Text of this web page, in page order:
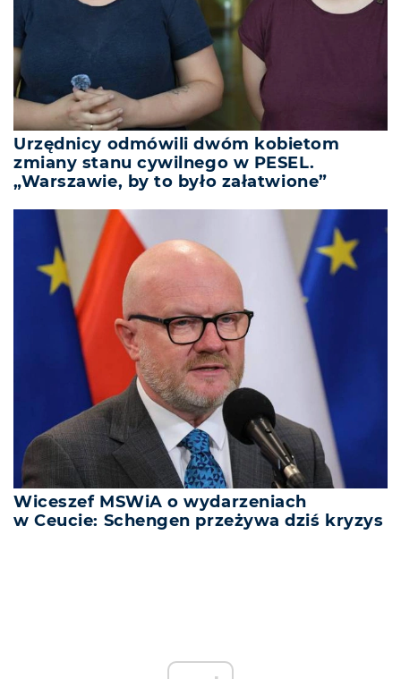
Urzędnicy odmówili dwóm kobietom
zmiany stanu cywilnego w PESEL.
„Warszawie, by to było załatwione”
Wiceszef MSWiA o wydarzeniach
w Ceucie: Schengen przeżywa dziś kryzys